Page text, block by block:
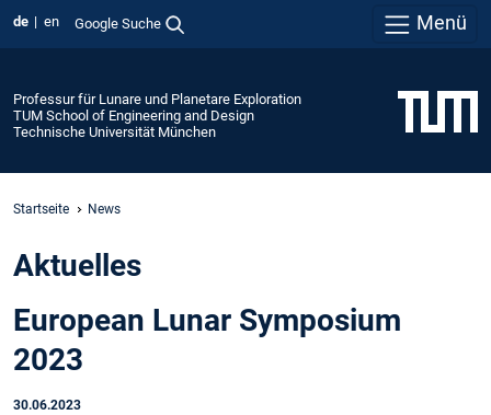
de en Google Suche Menü
Professur für Lunare und Planetare Exploration
TUM School of Engineering and Design
Technische Universität München
Startseite News
Aktuelles
European Lunar Symposium
2023
30.06.2023